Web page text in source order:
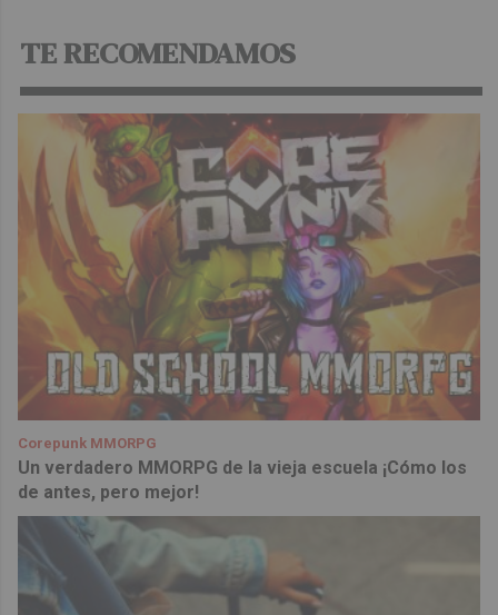
TE RECOMENDAMOS
Corepunk MMORPG
Un verdadero MMORPG de la vieja escuela ¡Cómo los
de antes, pero mejor!